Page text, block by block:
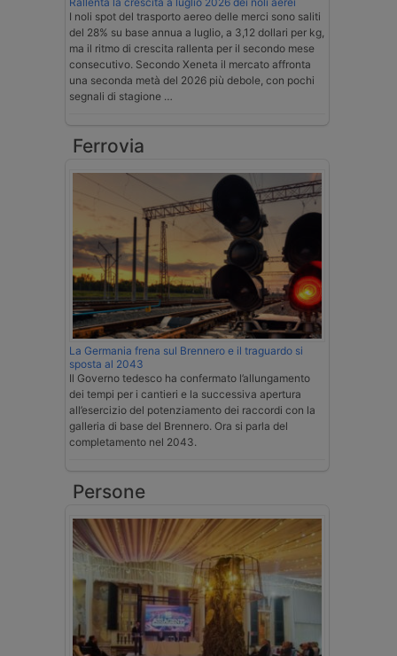
I noli spot del trasporto aereo delle merci sono saliti
del 28% su base annua a luglio, a 3,12 dollari per kg,
ma il ritmo di crescita rallenta per il secondo mese
consecutivo. Secondo Xeneta il mercato affronta
una seconda metà del 2026 più debole, con pochi
segnali di stagione …
Ferrovia
La Germania frena sul Brennero e il traguardo si
sposta al 2043
Il Governo tedesco ha confermato l’allungamento
dei tempi per i cantieri e la successiva apertura
all’esercizio del potenziamento dei raccordi con la
galleria di base del Brennero. Ora si parla del
completamento nel 2043.
Persone